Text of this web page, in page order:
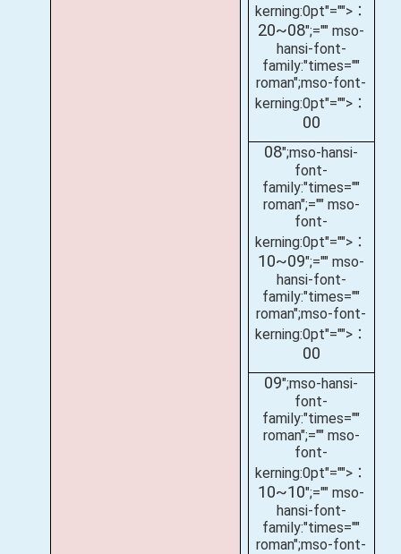
kerning:0pt"="">：
20~08";="" mso-
hansi-font-
family:"times=""
roman";mso-font-
kerning:0pt"="">：
00
08";mso-hansi-
font-
family:"times=""
roman";="" mso-
font-
kerning:0pt"="">：
10~09";="" mso-
hansi-font-
family:"times=""
roman";mso-font-
kerning:0pt"="">：
00
09";mso-hansi-
font-
family:"times=""
roman";="" mso-
font-
kerning:0pt"="">：
10~10";="" mso-
hansi-font-
family:"times=""
roman";mso-font-